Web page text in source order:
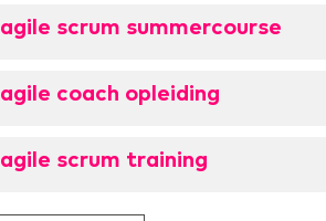
agile scrum summercourse
agile coach opleiding
agile scrum training